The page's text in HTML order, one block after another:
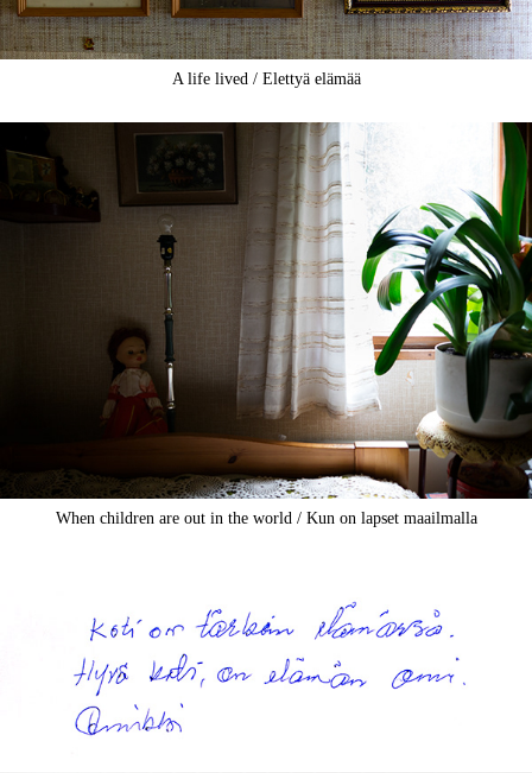
A life lived / Elettyä elämää
When children are out in the world / Kun on lapset maailmalla